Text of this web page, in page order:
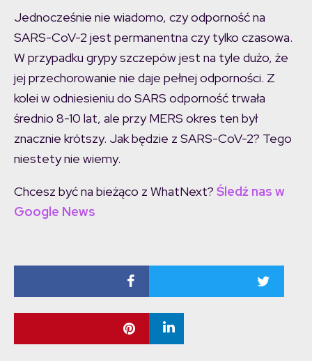
Jednocześnie nie wiadomo, czy odporność na
SARS-CoV-2 jest permanentna czy tylko czasowa.
W przypadku grypy szczepów jest na tyle dużo, że
jej przechorowanie nie daje pełnej odporności. Z
kolei w odniesieniu do SARS odporność trwała
średnio 8-10 lat, ale przy MERS okres ten był
znacznie krótszy. Jak będzie z SARS-CoV-2? Tego
niestety nie wiemy.
Chcesz być na bieżąco z WhatNext? Śledź nas w
Google News